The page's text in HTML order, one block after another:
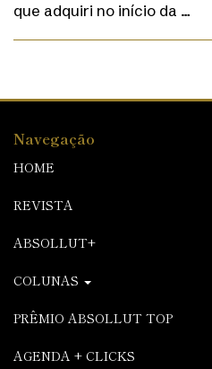
que adquiri no início da …
Navegação
HOME
REVISTA
ABSOLLUT+
COLUNAS
PRÊMIO ABSOLLUT TOP
AGENDA + CLICKS